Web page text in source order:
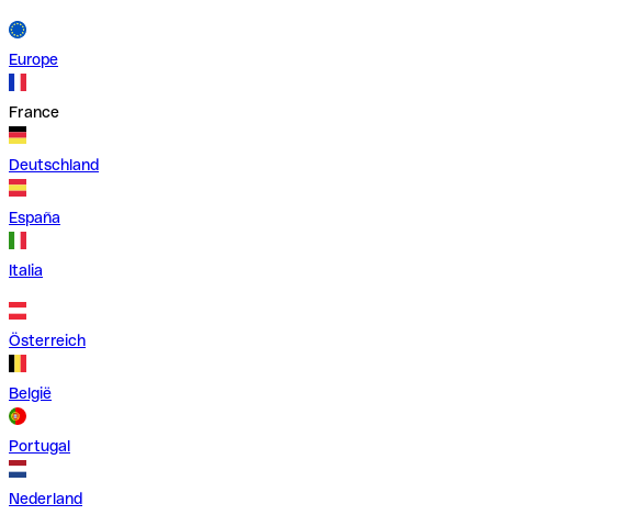
Europe
France
Deutschland
España
Italia
Österreich
België
Portugal
Nederland